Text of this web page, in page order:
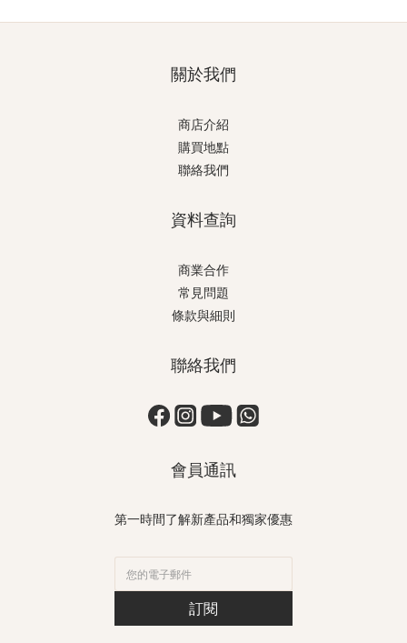
關於我們
商店介紹
購買地點
聯絡我們
資料查詢
商業合作
常見問題
條款與細則
聯絡我們
會員通訊
第一時間了解新產品和獨家優惠
訂閱